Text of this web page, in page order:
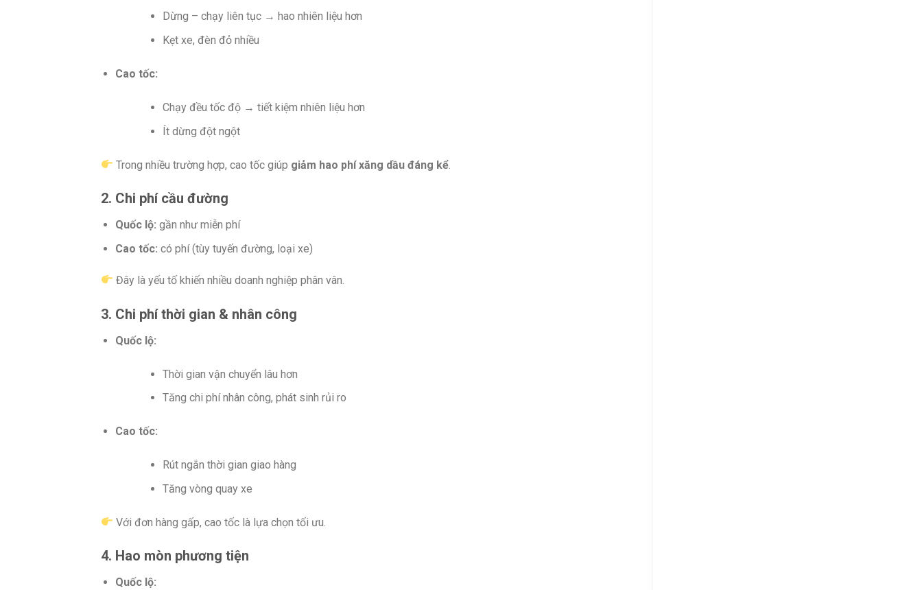
Dừng – chạy liên tục → hao nhiên liệu hơn
Kẹt xe, đèn đỏ nhiều
Cao tốc:
Chạy đều tốc độ → tiết kiệm nhiên liệu hơn
Ít dừng đột ngột
Trong nhiều trường hợp, cao tốc giúp giảm hao phí xăng dầu đáng kể
2. Chi phí cầu đường
Quốc lộ: gần như miễn phí
Cao tốc: có phí (tùy tuyến đường, loại xe)
Đây là yếu tố khiến nhiều doanh nghiệp phân vân.
3. Chi phí thời gian & nhân công
Quốc lộ:
Thời gian vận chuyển lâu hơn
Tăng chi phí nhân công, phát sinh rủi ro
Cao tốc:
Rút ngắn thời gian giao hàng
Tăng vòng quay xe
Với đơn hàng gấp, cao tốc là lựa chọn tối ưu.
4. Hao mòn phương tiện
Quốc lộ: